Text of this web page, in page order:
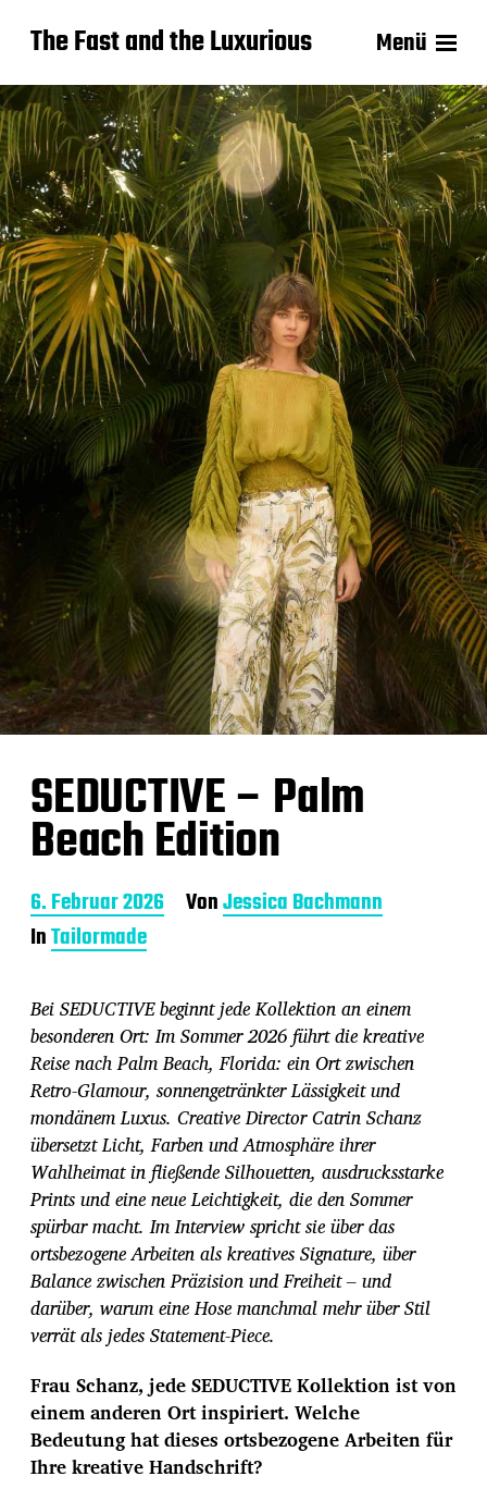
The Fast and the Luxurious Menü
SEDUCTIVE – Palm
Beach Edition
B
e
i
a
g
s
d
a
t
u
m
6. Februar 2026 VonJessica Bachmann
InTailormade
Bei SEDUCTIVE beginnt jede Kollektion an einem
besonderen Ort: Im Sommer 2026 führt die kreative
Reise nach Palm Beach, Florida: ein Ort zwischen
Retro-Glamour, sonnengetränkter Lässigkeit und
mondänem Luxus. Creative Director Catrin Schanz
übersetzt Licht, Farben und Atmosphäre ihrer
Wahlheimat in fließende Silhouetten, ausdrucksstarke
Prints und eine neue Leichtigkeit, die den Sommer
spürbar macht. Im Interview spricht sie über das
ortsbezogene Arbeiten als kreatives Signature, über
Balance zwischen Präzision und Freiheit – und
darüber, warum eine Hose manchmal mehr über Stil
verrät als jedes Statement-Piece.
Frau Schanz, jede SEDUCTIVE Kollektion ist von
einem anderen Ort inspiriert. Welche
Bedeutung hat dieses ortsbezogene Arbeiten für
Ihre kreative Handschrift?